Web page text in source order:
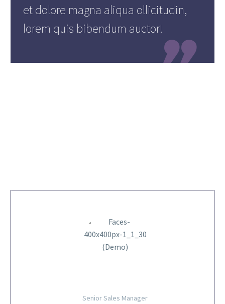
et dolore magna aliqua ollicitudin,
lorem quis bibendum auctor!

Senior Sales Manager